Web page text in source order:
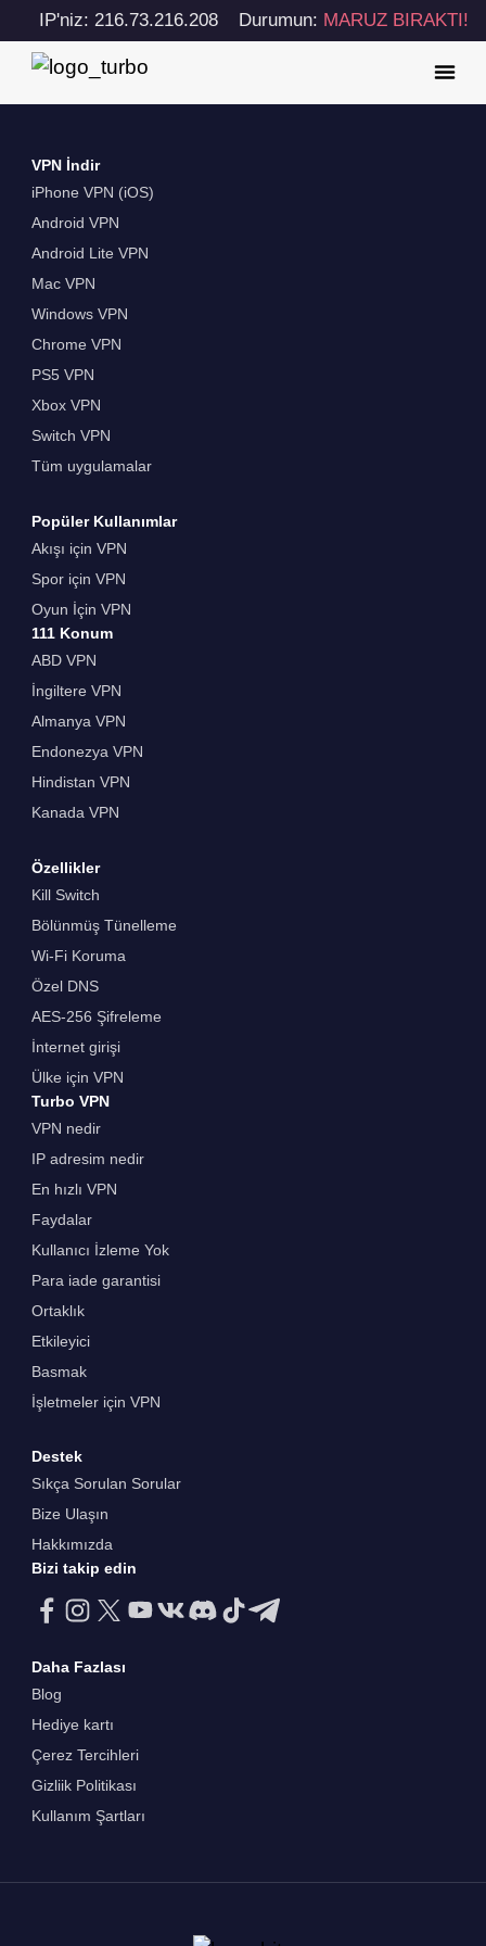
IP'niz: 216.73.216.208 Durumun: MARUZ BIRAKTI!
VPN İndir
iPhone VPN (iOS)
Android VPN
Android Lite VPN
Mac VPN
Windows VPN
Chrome VPN
PS5 VPN
Xbox VPN
Switch VPN
Tüm uygulamalar
Popüler Kullanımlar
Akışı için VPN
Spor için VPN
Oyun İçin VPN
111 Konum
ABD VPN
İngiltere VPN
Almanya VPN
Endonezya VPN
Hindistan VPN
Kanada VPN
Özellikler
Kill Switch
Bölünmüş Tünelleme
Wi-Fi Koruma
Özel DNS
AES-256 Şifreleme
İnternet girişi
Ülke için VPN
Turbo VPN
VPN nedir
IP adresim nedir
En hızlı VPN
Faydalar
Kullanıcı İzleme Yok
Para iade garantisi
Ortaklık
Etkileyici
Basmak
İşletmeler için VPN
Destek
Sıkça Sorulan Sorular
Bize Ulaşın
Hakkımızda
Bizi takip edin
Daha Fazlası
Blog
Hediye kartı
Çerez Tercihleri
Gizliik Politikası
Kullanım Şartları